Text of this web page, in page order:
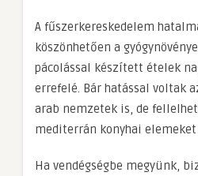
A fűszerkereskedelem
köszönhetően a
pácolással készített ételek
errefelé. Bár hatással voltak
arab nemzetek is, de
mediterrán konyhai elemeket
Ha vendégségbe megyünk,